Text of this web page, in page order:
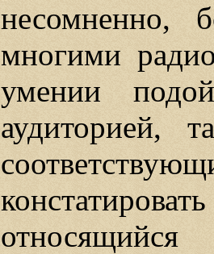
несомненно,
многими
умении
аудиторией,